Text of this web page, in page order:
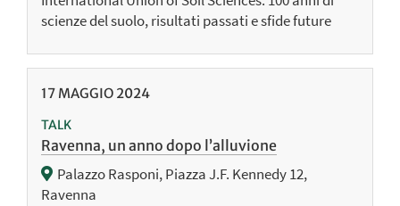
scienze del suolo, risultati passati e sfide future
17 MAGGIO 2024
TALK
Ravenna, un anno dopo l’alluvione
Palazzo Rasponi, Piazza J.F. Kennedy 12,
Ravenna